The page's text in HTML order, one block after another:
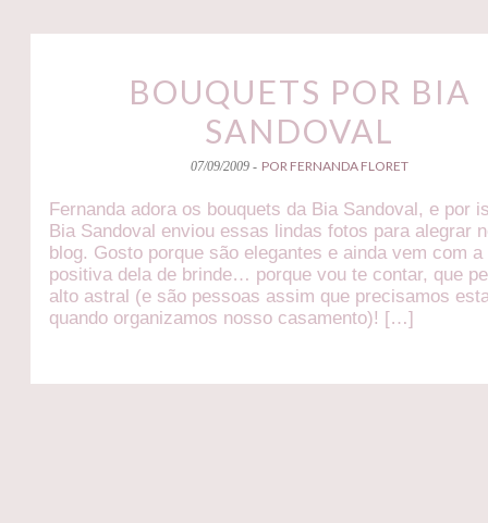
BOUQUETS POR BIA
SANDOVAL
07/09/2009 - POR FERNANDA FLORET
Fernanda adora os bouquets da Bia Sandoval, e por
Bia Sandoval enviou essas lindas fotos para alegrar
blog. Gosto porque são elegantes e ainda vem com a
positiva dela de brinde… porque vou te contar, que
alto astral (e são pessoas assim que precisamos
quando organizamos nosso casamento)! […]